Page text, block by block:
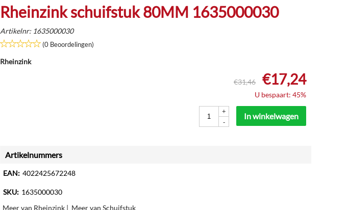
Rheinzink schuifstuk 80MM 1635000030
Artikelnr: 1635000030
(0 Beoordelingen)
Rheinzink
€31,46 €17,24
U bespaart: 45%
+
-
In winkelwagen
Artikelnummers
EAN: 4022425672248
SKU: 1635000030
Meer van Rheinzink | Meer van Schuifstuk